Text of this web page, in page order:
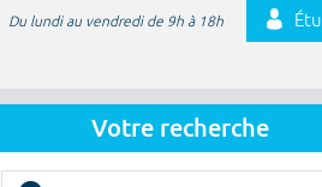
Du lundi au vendredi de 9h à 18h
Votre recherche